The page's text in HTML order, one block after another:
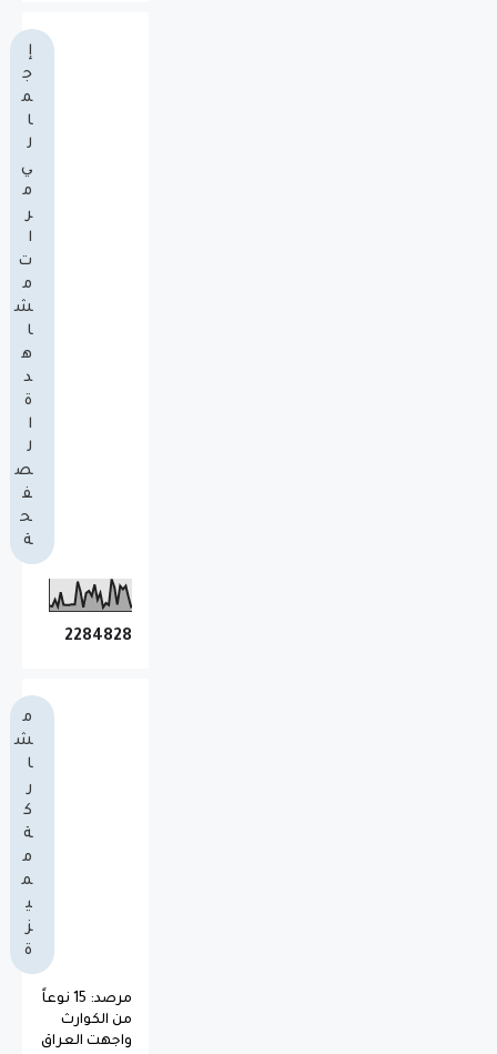
إ
ج
م
ا
ل
ي
م
ر
ا
ت
م
ش
ا
ه
د
ة
ا
ل
ص
ف
ح
ة
2284828
م
ش
ا
ر
ك
ة
م
م
ي
ز
ة
مرصد: 15 نوعاً
من الكوارث
واجهت العراق